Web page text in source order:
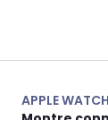
APPLE WATCH